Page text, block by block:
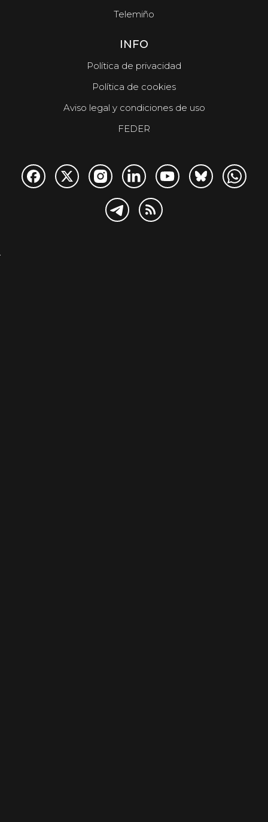
Telemiño
INFO
Política de privacidad
Política de cookies
Aviso legal y condiciones de uso
FEDER